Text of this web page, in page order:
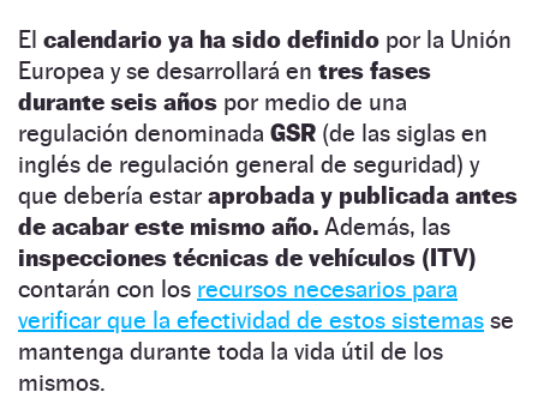
El calendario ya ha sido definido por la Unión
Europea y se desarrollará en tres fases
durante seis años por medio de una
regulación denominada GSR (de las siglas en
inglés de regulación general de seguridad) y
que debería estar aprobada y publicada antes
de acabar este mismo año. Además, las
inspecciones técnicas de vehículos (ITV)
contarán con los recursos necesarios para
verificar que la efectividad de estos sistemas se
mantenga durante toda la vida útil de los
mismos.